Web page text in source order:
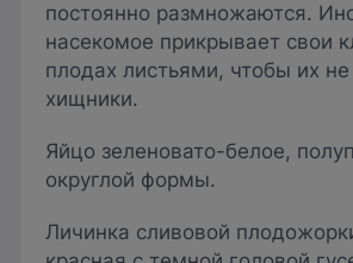
постоянно размножаются.
насекомое прикрывает свои
плодах листьями, чтобы их
хищники.
Яйцо зеленовато-белое,
округлой формы.
Личинка сливовой